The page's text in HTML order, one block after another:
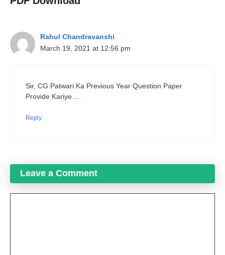
Rahul Chandravanshi
March 19, 2021 at 12:56 pm
Sir, CG Patwari Ka Previous Year Question Paper
Provide Kariye….
Reply
Leave a Comment